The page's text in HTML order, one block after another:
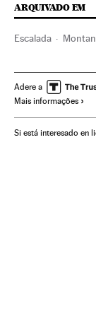
ARQUIVADO EM
Escalada
Acontecimentos
Adere a
Mais informações
Si está interesado en